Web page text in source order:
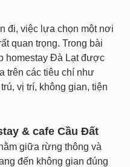
đi, việc lựa chọn một nơi
quan trọng. Trong bài
homestay Đà Lạt được
trên các tiêu chí như
vị trí, không gian, tiện
& cafe Cầu Đất
giữa rừng thông và
đến không gian đúng